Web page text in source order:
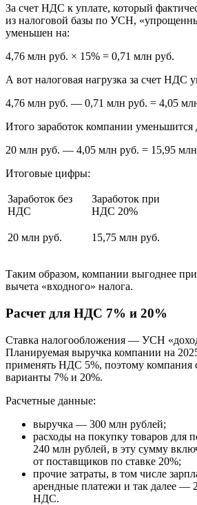
За счет НДС к уплате, который
из налоговой базы по УСН,
уменьшен на:
4,76 млн руб. × 15% = 0,71 млн руб.
А вот налоговая нагрузка за счет НДС
4,76 млн руб. — 0,71 млн руб. = 4,05
Итого заработок компании уменьшится
20 млн руб. — 4,05 млн руб. = 15,95
Итоговые цифры:
Заработок без
НДС
Заработок при
НДС 20%
20 млн руб. 15,75 млн руб.
Таким образом, компании выгоднее
вычета «входного» налога.
Расчет для НДС 7% и 20%
Ставка налогообложения — УСН
Планируемая выручка компании на
применять НДС 5%, поэтому компания
варианты 7% и 20%.
Расчетные данные:
выручка — 300 млн рублей;
расходы на покупку товаров для
240 млн рублей, в эту сумму
от поставщиков по ставке 20%;
прочие затраты, в том числе
арендные платежи и так далее —
НДС.